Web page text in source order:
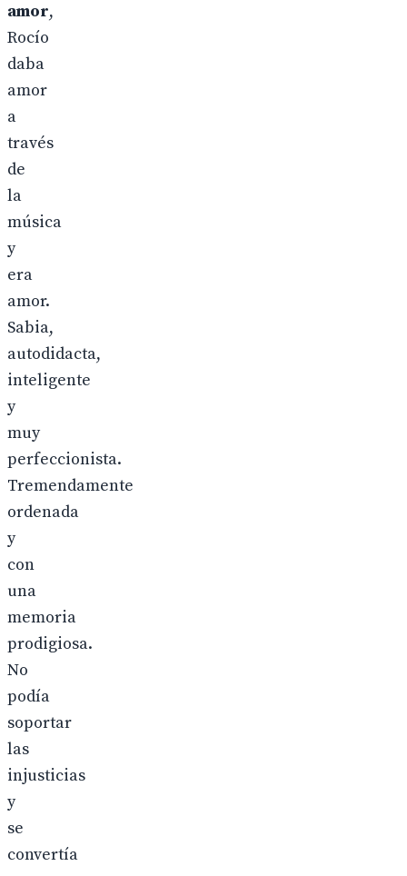
amor,
Rocío
daba
amor
a
través
de
la
música
y
era
amor.
Sabia,
autodidacta,
inteligente
y
muy
perfeccionista.
Tremendamente
ordenada
y
con
una
memoria
prodigiosa.
No
podía
soportar
las
injusticias
y
se
convertía